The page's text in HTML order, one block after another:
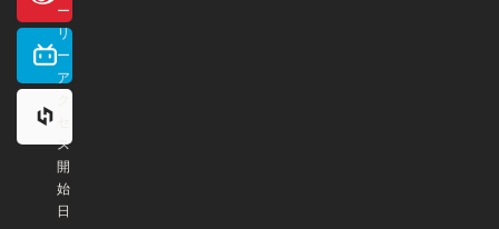
ー
リ
ー
ア
ス
開
始
日